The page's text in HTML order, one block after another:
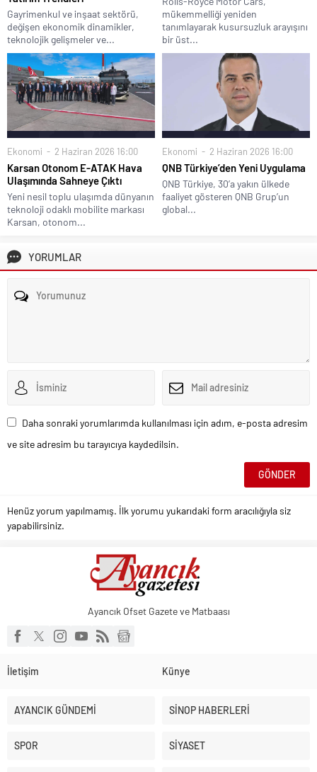
Gayrimenkul ve inşaat sektörü,
değişen ekonomik dinamikler,
teknolojik gelişmeler ve...
mükemmelliği yeniden
tanımlayarak kusursuzluk arayışını
bir üst...
Ekonomi 2 Haziran 2026 16:00
Karsan Otonom E-ATAK Hava
Ulaşımında Sahneye Çıktı
Yeni nesil toplu ulaşımda dünyanın
teknoloji odaklı mobilite markası
Karsan, otonom...
Ekonomi 2 Haziran 2026 16:00
QNB Türkiye’den Yeni Uygulama
QNB Türkiye, 30’a yakın ülkede
faaliyet gösteren QNB Grup’un
global...
YORUMLAR
Daha sonraki yorumlarımda kullanılması için adım, e-posta adresim
ve site adresim bu tarayıcıya kaydedilsin.
Henüz yorum yapılmamış. İlk yorumu yukarıdaki form aracılığıyla siz
yapabilirsiniz.
Ayancık Ofset Gazete ve Matbaası
İletişim Künye
AYANCIK GÜNDEMİ SİNOP HABERLERİ
SPOR SİYASET